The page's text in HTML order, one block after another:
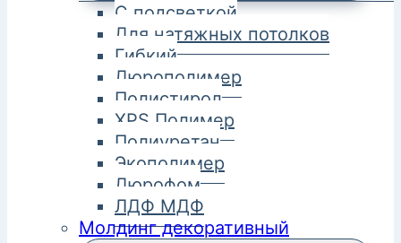
С подсветкой
Для натяжных потолков
Гибкий
Дюрополимер
Полистирол
XPS Полимер
Полиуретан
Экополимер
Дюрофом
ЛДФ МДФ
Молдинг декоративный